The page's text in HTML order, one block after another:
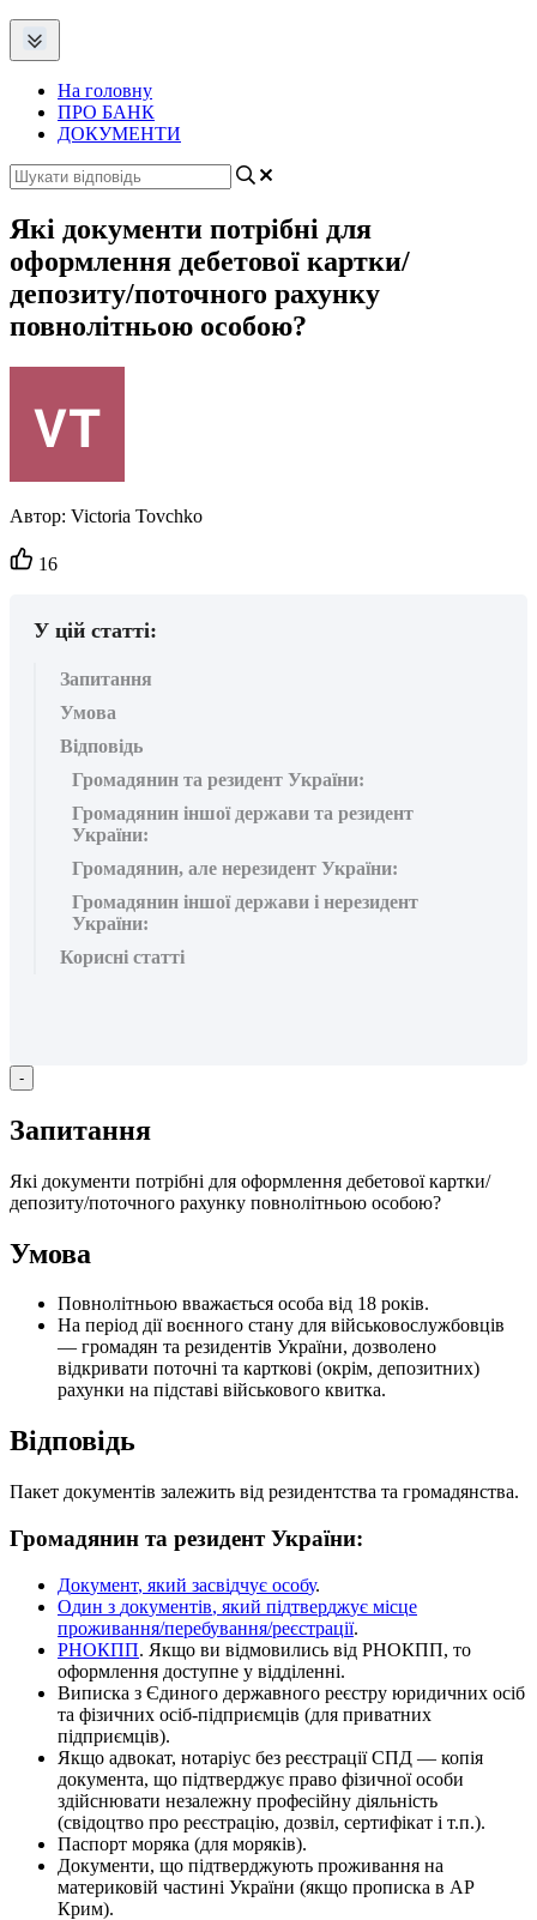
На головну
ПРО БАНК
ДОКУМЕНТИ
Які документи потрібні для
оформлення дебетової картки/
депозиту/поточного рахунку
повнолітньою особою?
Автор: Victoria Tovchko
Кількість
вподобайок:
16
У цій статті:
Запитання
Умова
Відповідь
Громадянин та резидент України:
Громадянин іншої держави та резидент
України:
Громадянин, але нерезидент України:
Громадянин іншої держави і нерезидент
України:
Корисні статті
-
Запитання
Які документи потрібні для оформлення дебетової картки/
депозиту/поточного рахунку повнолітньою особою?
Умова
Повнолітньою вважається особа від 18 років.
На період дії воєнного стану для військовослужбовців
— громадян та резидентів України, дозволено
відкривати поточні та карткові (окрім, депозитних)
рахунки на підставі військового квитка.
Відповідь
Пакет документів залежить від резидентства та громадянства.
Громадянин та резидент України:
Документ, який засвідчує особу.
Один з документів, який підтверджує місце
проживання/перебування/реєстрації.
РНОКПП. Якщо ви відмовились від РНОКПП, то
оформлення доступне у відділенні.
Виписка з Єдиного державного реєстру юридичних осіб
та фізичних осіб-підприємців (для приватних
підприємців).
Якщо адвокат, нотаріус без реєстрації СПД — копія
документа, що підтверджує право фізичної особи
здійснювати незалежну професійну діяльність
(свідоцтво про реєстрацію, дозвіл, сертифікат і т.п.).
Паспорт моряка (для моряків).
Документи, що підтверджують проживання на
материковій частині України (якщо прописка в АР
Крим).